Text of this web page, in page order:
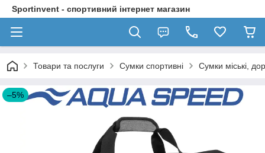
Sportinvent - спортивний інтернет магазин
Товари та послуги Сумки спортивні Сумки міські,
–5%